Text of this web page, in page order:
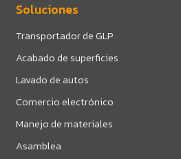
Soluciones
Transportador de GLP
Acabado de superficies
Lavado de autos
Comercio electrónico
Manejo de materiales
Asamblea